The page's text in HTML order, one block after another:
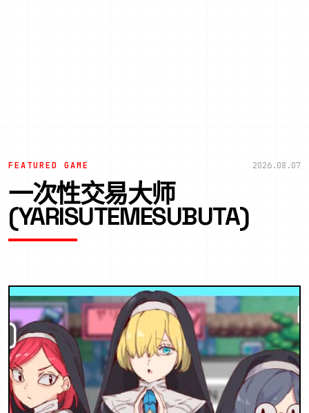
FEATURED GAME 2026.08.07
一次性交易大师
(YARISUTEMESUBUTA)